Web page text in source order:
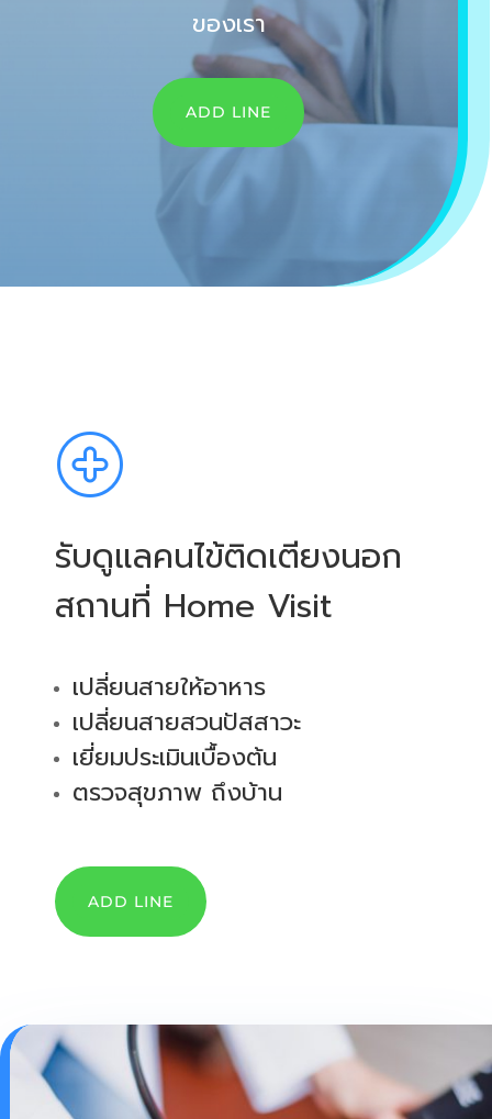
ของเรา
ADD LINE
รับดูแลคนไข้ติดเตียงนอก
สถานที่​ Home Visit
เปลี่ยนสายให้อาหาร
เปลี่ยนสายสวนปัสสาวะ
เยี่ยมประเมินเบื้องต้น
ตรวจสุขภาพ ถึงบ้าน
ADD LINE